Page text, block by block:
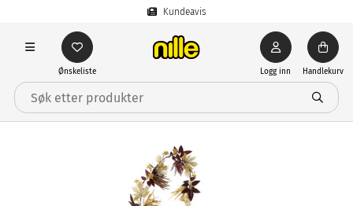
Kundeavis
Ønskeliste Logg inn Handlekurv